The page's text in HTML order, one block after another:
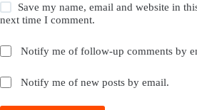
Save my name, email and website in
next time I comment.
Notify me of follow-up comments by
Notify me of new posts by email.